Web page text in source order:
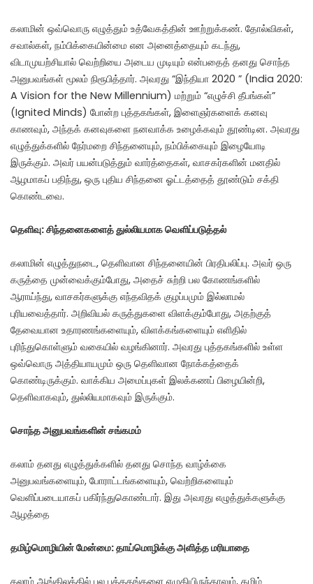
கலாமின் ஒவ்வொரு எழுத்தும் உத்வேகத்தின் ஊற்றுக்கண். தோல்விகள்,
சவால்கள், நம்பிக்கையின்மை என அனைத்தையும் கடந்து,
விடாமுயற்சியால் வெற்றியை அடைய முடியும் என்பதைத் தனது சொந்த
அனுபவங்கள் மூலம் நிரூபித்தார். அவரது “இந்தியா 2020 ” (India 2020:
A Vision for the New Millennium) மற்றும் “எழுச்சி தீபங்கள்”
(Ignited Minds) போன்ற புத்தகங்கள், இளைஞர்களைக் கனவு
காணவும், அந்தக் கனவுகளை நனவாக்க உழைக்கவும் தூண்டின. அவரது
எழுத்துக்களில் நேர்மறை சிந்தனையும், நம்பிக்கையும் இழையோடி
இருக்கும். அவர் பயன்படுத்தும் வார்த்தைகள், வாசகர்களின் மனதில்
ஆழமாகப் பதிந்து, ஒரு புதிய சிந்தனை ஓட்டத்தைத் தூண்டும் சக்தி
கொண்டவை.
தெளிவு: சிந்தனைகளைத் துல்லியமாக வெளிப்படுத்தல்
கலாமின் எழுத்துநடை, தெளிவான சிந்தனையின் பிரதிபலிப்பு. அவர் ஒரு
கருத்தை முன்வைக்கும்போது, அதைச் சுற்றி பல கோணங்களில்
ஆராய்ந்து, வாசகர்களுக்கு எந்தவிதக் குழப்பமும் இல்லாமல்
புரியவைத்தார். அறிவியல் கருத்துகளை விளக்கும்போது, அதற்குத்
தேவையான உதாரணங்களையும், விளக்கங்களையும் எளிதில்
புரிந்துகொள்ளும் வகையில் வழங்கினார். அவரது புத்தகங்களில் உள்ள
ஒவ்வொரு அத்தியாயமும் ஒரு தெளிவான நோக்கத்தைக்
கொண்டிருக்கும். வாக்கிய அமைப்புகள் இலக்கணப் பிழையின்றி,
தெளிவாகவும், துல்லியமாகவும் இருக்கும்.
சொந்த அனுபவங்களின் சங்கமம்
கலாம் தனது எழுத்துக்களில் தனது சொந்த வாழ்க்கை
அனுபவங்களையும், போராட்டங்களையும், வெற்றிகளையும்
வெளிப்படையாகப் பகிர்ந்துகொண்டார். இது அவரது எழுத்துக்களுக்கு
ஆழத்தை
தமிழ்மொழியின் மேன்மை: தாய்மொழிக்கு அளித்த மரியாதை
கலாம் ஆங்கிலத்தில் பல புத்தகங்களை எழுதியிருந்தாலும், தமிழ்